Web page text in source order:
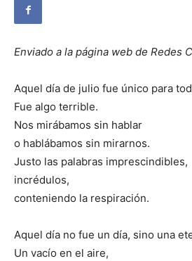
Enviado a la página web de Redes
Aquel día de julio fue único para
Fue algo terrible.
Nos mirábamos sin hablar
o hablábamos sin mirarnos.
Justo las palabras imprescindibles,
incrédulos,
conteniendo la respiración.
Aquel día no fue un día, sino una
Un vacío en el aire,